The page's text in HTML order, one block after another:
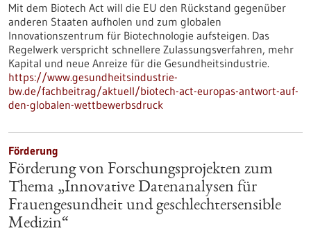
Mit dem Biotech Act will die EU den Rückstand gegenüber
anderen Staaten aufholen und zum globalen
Innovationszentrum für Biotechnologie aufsteigen. Das
Regelwerk verspricht schnellere Zulassungsverfahren, mehr
Kapital und neue Anreize für die Gesundheitsindustrie.
https://www.gesundheitsindustrie-
bw.de/fachbeitrag/aktuell/biotech-act-europas-antwort-auf-
den-globalen-wettbewerbsdruck
Förderung
Förderung von Forschungsprojekten zum
Thema „Innovative Datenanalysen für
Frauengesundheit und geschlechtersensible
Medizin“